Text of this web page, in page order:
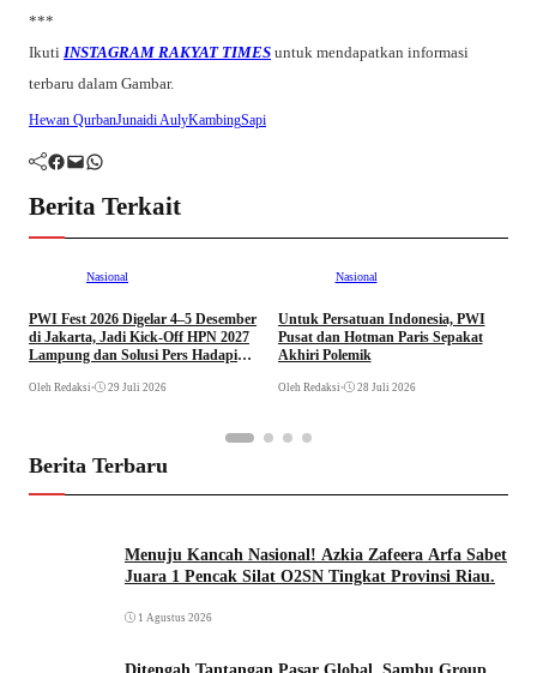
***
Ikuti INSTAGRAM RAKYAT TIMES untuk mendapatkan informasi
terbaru dalam Gambar.
Hewan QurbanJunaidi AulyKambingSapi
Facebook Mail WhatsApp
Berita Terkait
Nasional
PWI Fest 2026 Digelar 4–5 Desember
di Jakarta, Jadi Kick-Off HPN 2027
Lampung dan Solusi Pers Hadapi
Oleh Redaksi • 29 Juli 2026
Nasional
Untuk Persatuan Indonesia, PWI
Pusat dan Hotman Paris Sepakat
Akhiri Polemik
Oleh Redaksi • 28 Juli 2026
Berita Terbaru
Menuju Kancah Nasional! Azkia Zafeera Arfa Sabet
Juara 1 Pencak Silat O2SN Tingkat Provinsi Riau.
1 Agustus 2026